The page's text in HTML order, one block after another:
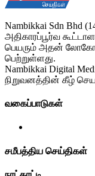
Nambikkai Sdn Bhd
அதிகாரப்பூர்வ
பெயரும் அதன்
பெற்றுள்ளது.
Nambikkai Digital
நிறுவனத்தின் கீழ்
வகைப்பாடுகள்
சமீபத்திய செய்திகள்